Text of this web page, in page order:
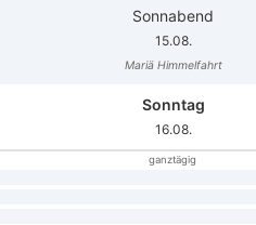
Sonnabend
15.08.
Mariä Himmelfahrt
Sonntag
16.08.
ganztägig